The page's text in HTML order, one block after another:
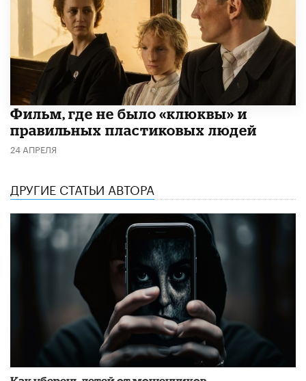
Фильм, где не было «клюквы» и
правильных пластиковых людей
24 АПРЕЛЯ
ДРУГИЕ СТАТЬИ АВТОРА